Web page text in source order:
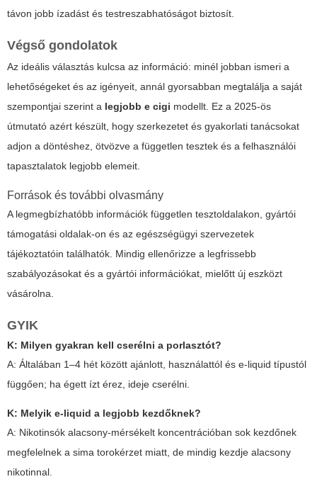
távon jobb ízadást és testreszabhatóságot biztosít.
Végső gondolatok
Az ideális választás kulcsa az információ: minél jobban ismeri a
lehetőségeket és az igényeit, annál gyorsabban megtalálja a saját
szempontjai szerint a legjobb e cigi modellt. Ez a 2025-ös
útmutató azért készült, hogy szerkezetet és gyakorlati tanácsokat
adjon a döntéshez, ötvözve a független tesztek és a felhasználói
tapasztalatok legjobb elemeit.
Források és további olvasmány
A legmegbízhatóbb információk független tesztoldalakon, gyártói
támogatási oldalak-on és az egészségügyi szervezetek
tájékoztatóin találhatók. Mindig ellenőrizze a legfrissebb
szabályozásokat és a gyártói információkat, mielőtt új eszközt
vásárolna.
GYIK
K: Milyen gyakran kell cserélni a porlasztót?
A: Általában 1–4 hét között ajánlott, használattól és e-liquid típustól
függően; ha égett ízt érez, ideje cserélni.
K: Melyik e-liquid a legjobb kezdőknek?
A: Nikotinsók alacsony-mérsékelt koncentrációban sok kezdőnek
megfelelnek a sima torokérzet miatt, de mindig kezdje alacsony
nikotinnal.